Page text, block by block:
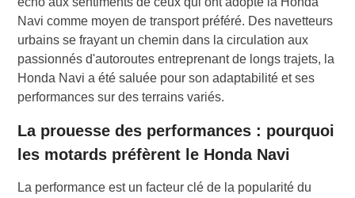
Navi comme moyen de transport préféré. Des navetteurs
urbains se frayant un chemin dans la circulation aux
passionnés d'autoroutes entreprenant de longs trajets, la
Honda Navi a été saluée pour son adaptabilité et ses
performances sur des terrains variés.
La prouesse des performances : pourquoi
les motards préfèrent le Honda Navi
La performance est un facteur clé de la popularité du